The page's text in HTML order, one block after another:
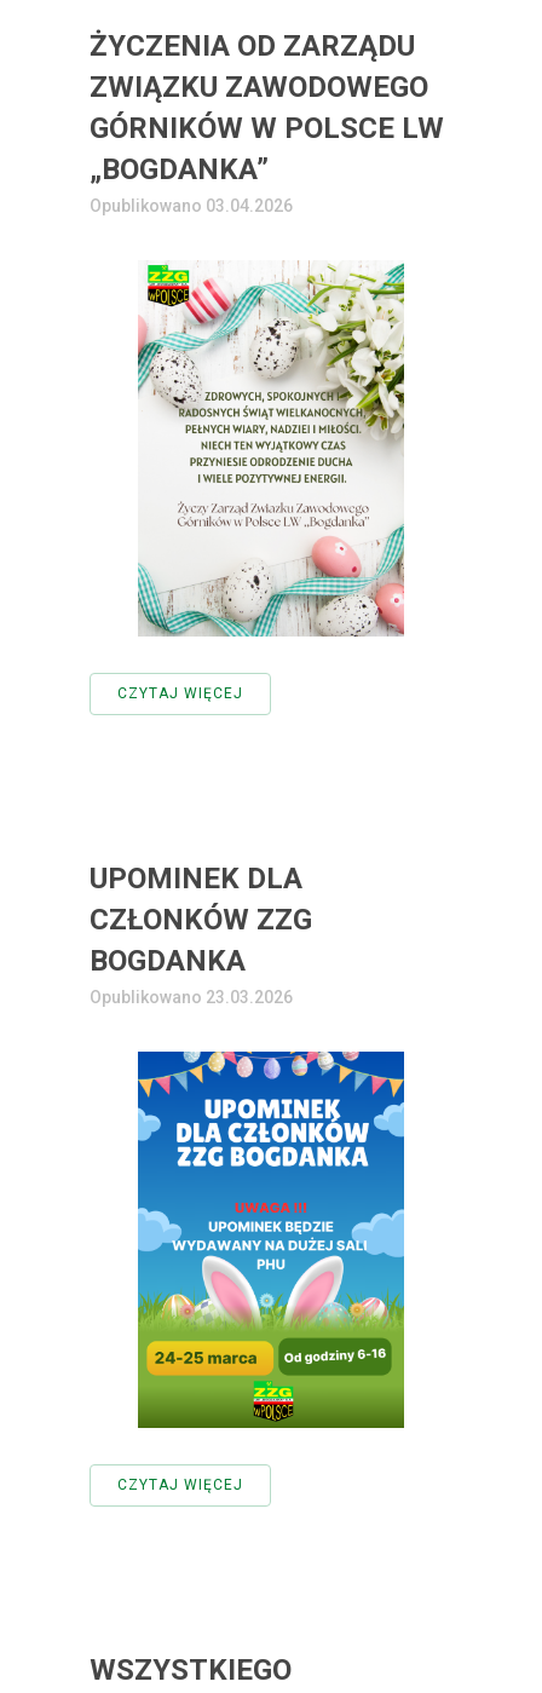
ŻYCZENIA OD ZARZĄDU
ZWIĄZKU ZAWODOWEGO
GÓRNIKÓW W POLSCE LW
„BOGDANKA”
Opublikowano 03.04.2026
CZYTAJ WIĘCEJ
UPOMINEK DLA
CZŁONKÓW ZZG
BOGDANKA
Opublikowano 23.03.2026
CZYTAJ WIĘCEJ
WSZYSTKIEGO